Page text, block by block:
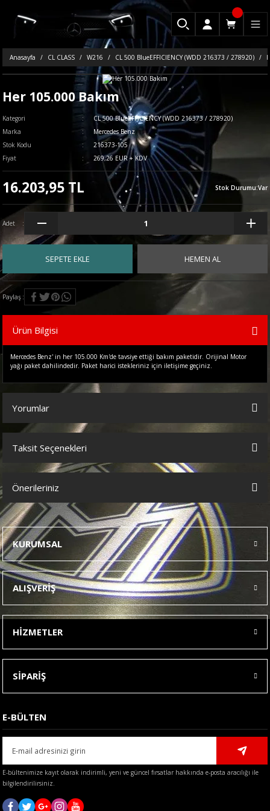
Anasayfa CL CLASS W216 CL 500 BlueEFFICIENCY (WDD 216373 / 278920)
Her 105.000 Bakım
Kategori
CL 500 BlueEFFICIENCY (WDD 216373 / 278920)
Marka
Mercedes Benz
Stok Kodu
216373-105
Fiyat
269,26 EUR + KDV
16.203,95 TL Stok Durumu:Var
Adet
SEPETE EKLE HEMEN AL
Paylaş
Ürün Bilgisi
Mercedes Benz' in her 105.000 Km'de tavsiye ettiği bakım paketidir. Orijinal Motor
yağı paket dahilindedir. Paket harici istekleriniz için iletişime geçiniz.
Yorumlar
Bu ürüne ilk yorumu siz yapın!
Taksit Seçenekleri
Önerileriniz
Bu ürünün fiyat bilgisi, resim, ürün açıklamalarında ve diğer
konularda yetersiz gördüğünüz noktaları öneri formunu kullanarak
tarafımıza iletebilirsiniz.
Görüş ve önerileriniz için teşekkür ederiz.
Ürün resmi kalitesiz, bozuk veya görüntülenemiyor.
Ürün açıklamasında eksik bilgiler bulunuyor.
Ürün bilgilerinde hatalar bulunuyor.
Ürün fiyatı diğer sitelerden daha pahalı.
Bu ürüne benzer farklı alternatifler olmalı.
Gönder
KURUMSAL
ALIŞVERİŞ
HİZMETLER
SİPARİŞ
E-BÜLTEN
E-bültenimize kayıt olarak indirimli, yeni ve güncel fırsatlar hakkında e-posta aracılığı ile
bilgilendirilirsiniz.